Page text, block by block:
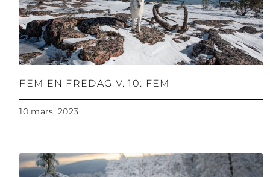
FEM EN FREDAG V. 10: FEM
10 mars, 2023